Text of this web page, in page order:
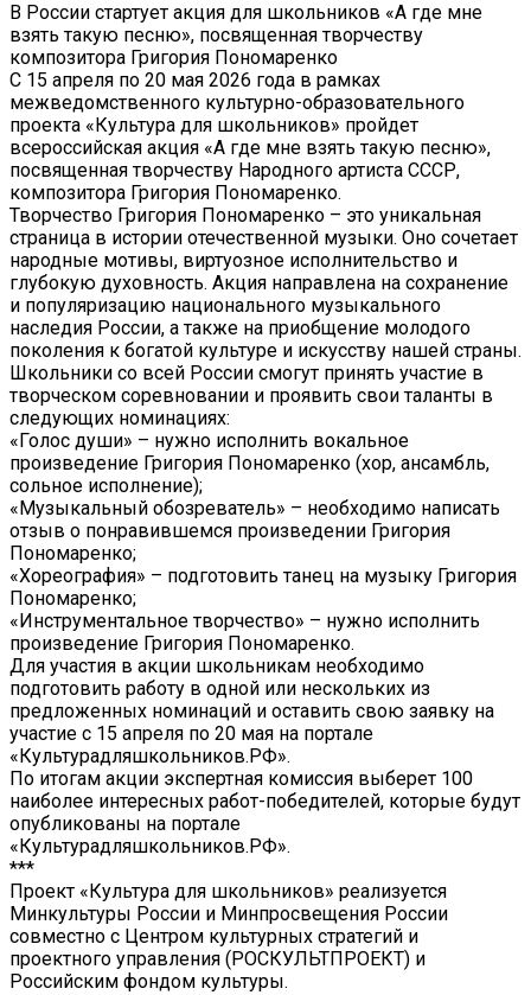
В России стартует акция для школьников «А где мне
взять такую песню», посвященная творчеству
композитора Григория Пономаренко
С 15 апреля по 20 мая 2026 года в рамках
межведомственного культурно-образовательного
проекта «Культура для школьников» пройдет
всероссийская акция «А где мне взять такую песню»,
посвященная творчеству Народного артиста СССР,
композитора Григория Пономаренко.
Творчество Григория Пономаренко – это уникальная
страница в истории отечественной музыки. Оно сочетает
народные мотивы, виртуозное исполнительство и
глубокую духовность. Акция направлена на сохранение
и популяризацию национального музыкального
наследия России, а также на приобщение молодого
поколения к богатой культуре и искусству нашей страны.
Школьники со всей России смогут принять участие в
творческом соревновании и проявить свои таланты в
следующих номинациях:
«Голос души» – нужно исполнить вокальное
произведение Григория Пономаренко (хор, ансамбль,
сольное исполнение);
«Музыкальный обозреватель» – необходимо написать
отзыв о понравившемся произведении Григория
Пономаренко;
«Хореография» – подготовить танец на музыку Григория
Пономаренко;
«Инструментальное творчество» – нужно исполнить
произведение Григория Пономаренко.
Для участия в акции школьникам необходимо
подготовить работу в одной или нескольких из
предложенных номинаций и оставить свою заявку на
участие с 15 апреля по 20 мая на портале
«Культурадляшкольников.РФ».
По итогам акции экспертная комиссия выберет 100
наиболее интересных работ-победителей, которые будут
опубликованы на портале
«Культурадляшкольников.РФ».
***
Проект «Культура для школьников» реализуется
Минкультуры России и Минпросвещения России
совместно с Центром культурных стратегий и
проектного управления (РОСКУЛЬТПРОЕКТ) и
Российским фондом культуры.